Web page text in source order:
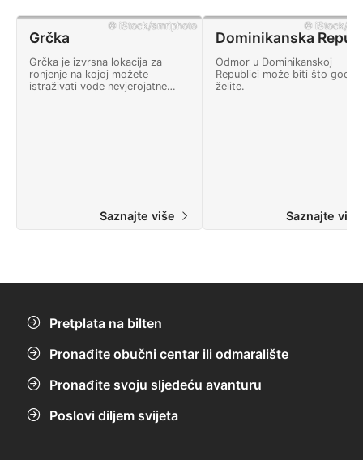
© iStock/amriphoto
Grčka
Grčka je izvrsna lokacija za
ronjenje na kojoj možete
istraživati vode nevjerojatne
Saznajte više
© iStock/
Odmor u Dominikanskoj
Republici može biti što god
želite.
Saznajte
Pretplata na bilten
Pronađite obučni centar ili odmaralište
Pronađite svoju sljedeću avanturu
Poslovi diljem svijeta